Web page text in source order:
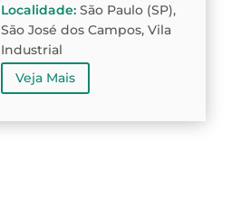
Localidade:São Paulo (SP),
São José dos Campos, Vila
Industrial
Veja Mais